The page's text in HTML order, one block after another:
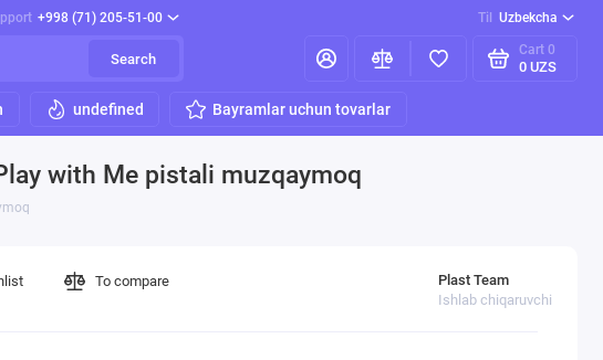
+998 (71) 205-51-00 Til Uzbekcha
Search
Cart 0
0 UZS
undefined Bayramlar uchun tovarlar
with Me pistali muzqaymoq
Plast Team
Ishlab chiqaruvchi
To compare